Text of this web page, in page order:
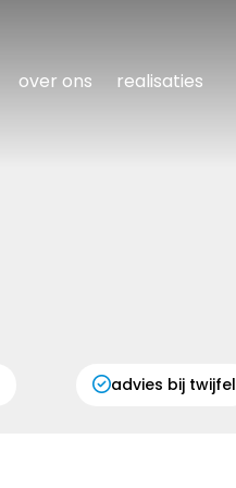
over ons realisaties
advies bij twijfel